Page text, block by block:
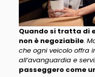
Quando si tratta di
non è negoziabile.
che ogni veicolo offra
all’avanguardia e
passeggero come